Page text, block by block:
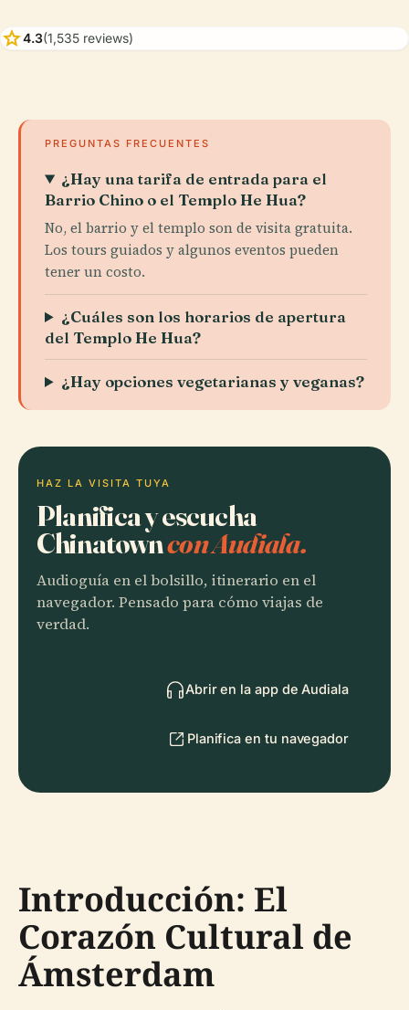
star4.3(1,535 reviews)
PREGUNTAS FRECUENTES
¿Hay una tarifa de entrada para el
Barrio Chino o el Templo He Hua?
No, el barrio y el templo son de visita gratuita.
Los tours guiados y algunos eventos pueden
tener un costo.
¿Cuáles son los horarios de apertura
del Templo He Hua?
¿Hay opciones vegetarianas y veganas?
HAZ LA VISITA TUYA
Planifica y escucha
Chinatowncon Audiala.
Audioguía en el bolsillo, itinerario en el
navegador. Pensado para cómo viajas de
verdad.
Abrir en la app de Audiala
Planifica en tu navegador
Introducción: El
Corazón Cultural de
Ámsterdam